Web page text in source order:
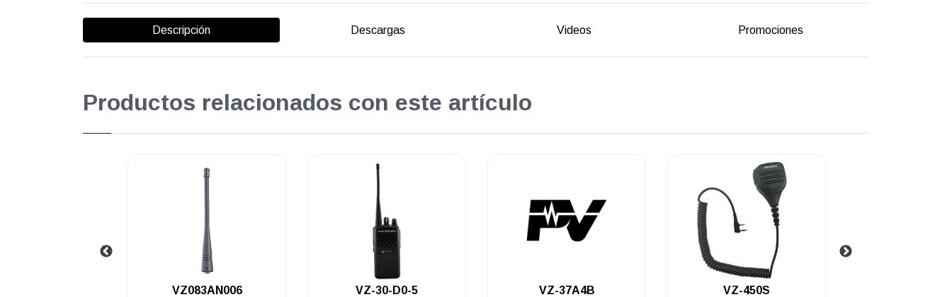
Descripción Descargas Videos Promociones
Productos relacionados con este artículo
VZ083AN006 VZ-30-D0-5 VZ-37A4B
.
VZ-450S